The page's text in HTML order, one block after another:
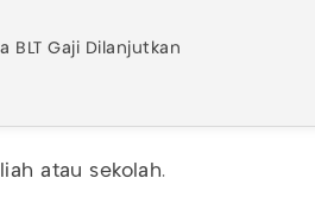
BLT Gaji Dilanjutkan
atau sekolah.